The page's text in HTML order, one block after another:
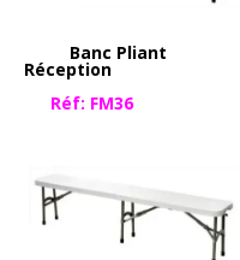
Banc Pliant
Réception
Réf: FM36